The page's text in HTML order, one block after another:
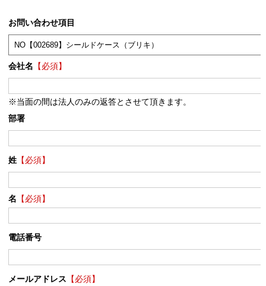
お問い合わせ項目
会社名 【必須】
※当面の間は法人のみの返答とさせて頂きます。
部署
姓【必須】
名 【必須】
電話番号
メールアドレス 【必須】